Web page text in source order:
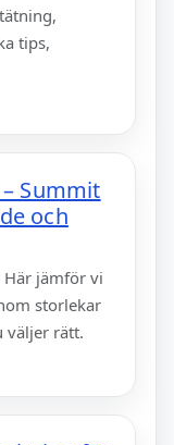
tips,
Summit
och
Här jämför vi
storlekar
väljer rätt.